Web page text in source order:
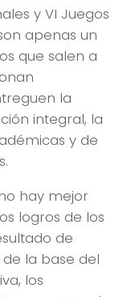
y VI Juegos
apenas un
que salen a
la
integral, la
y de
hay mejor
logros de los
de
la base del
los